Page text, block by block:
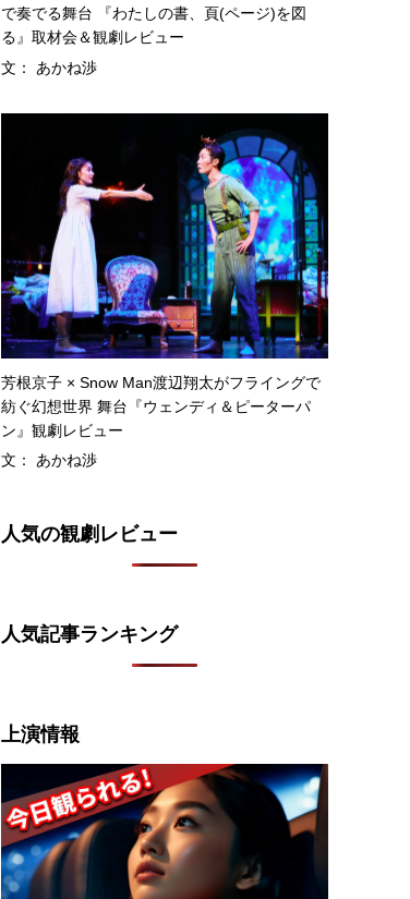
で奏でる舞台 『わたしの書、頁(ページ)を図
る』取材会＆観劇レビュー
文： あかね渉
芳根京子 × Snow Man渡辺翔太がフライングで
紡ぐ幻想世界 舞台『ウェンディ＆ピーターパ
ン』観劇レビュー
文： あかね渉
人気の観劇レビュー
人気記事ランキング
上演情報